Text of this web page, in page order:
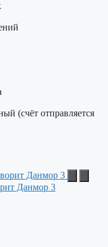
(счёт отправляется
Данмор 3